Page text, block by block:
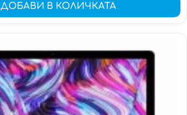
ДОБАВИ В КОЛИЧКАТА